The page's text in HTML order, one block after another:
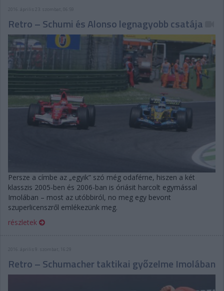
2016. április 23. szombat, 06:59
Retro – Schumi és Alonso legnagyobb csatája
Persze a címbe az „egyik” szó még odaférne, hiszen a két
klasszis 2005-ben és 2006-ban is óriásit harcolt egymással
Imolában – most az utóbbiról, no meg egy bevont
szuperlicenszről emlékezünk meg.
részletek
2016. április 9. szombat, 16:29
Retro – Schumacher taktikai győzelme Imolában